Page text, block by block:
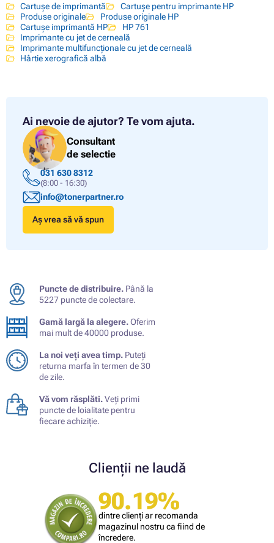
Cartușe de imprimantă
Cartușe pentru imprimante HP
Produse originale
Produse originale HP
Cartușe imprimantă HP
HP 761
Imprimante cu jet de cerneală
Imprimante multifuncționale cu jet de cerneală
Hârtie xerografică albă
Ai nevoie de ajutor? Te vom ajuta.
Consultant
de selectie
031 630 8312
(8:00 - 16:30)
info@tonerpartner.ro
Aș vrea să vă spun
Puncte de distribuire. Până la
5227 puncte de colectare.
Gamă largă la alegere.Oferim
mai mult de 40000 produse.
La noi veți avea timp. Puteți
returna marfa în termen de 30
de zile.
Vă vom răsplăti.Veți primi
puncte de loialitate pentru
fiecare achiziție.
Clienții ne laudă
90.19%
dintre clienți ar recomanda
magazinul nostru ca fiind de
încredere.